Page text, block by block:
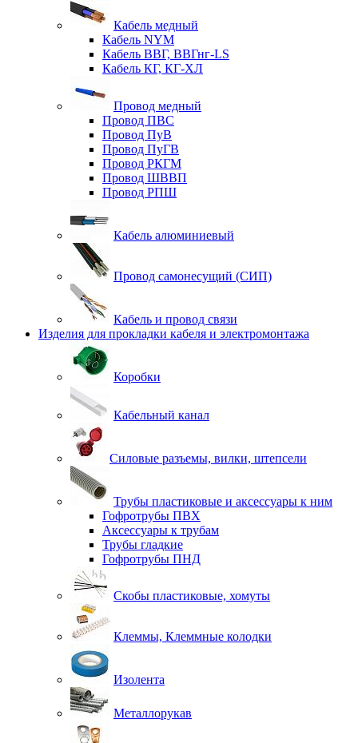
Кабель медный
Кабель NYM
Кабель ВВГ, ВВГнг-LS
Кабель КГ, КГ-ХЛ
Провод медный
Провод ПВС
Провод ПуВ
Провод ПуГВ
Провод РКГМ
Провод ШВВП
Провод РПШ
Кабель алюминиевый
Провод самонесущий (СИП)
Кабель и провод связи
Изделия для прокладки кабеля и электромонтажа
Коробки
Кабельный канал
Силовые разъемы, вилки, штепсели
Трубы пластиковые и аксессуары к ним
Гофротрубы ПВХ
Аксессуары к трубам
Трубы гладкие
Гофротрубы ПНД
Скобы пластиковые, хомуты
Клеммы, Клеммные колодки
Изолента
Металлорукав